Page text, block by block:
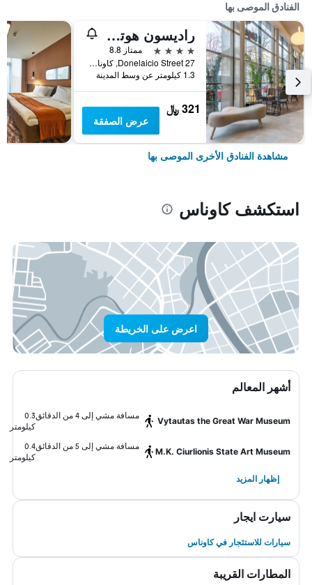
الفنادق الموصى بها
راديسون هوتل كاوناس
4 نجوم
ممتاز 8.8
27 Donelaicio Street, كاوناس, ليتوانيا
1.3 كيلومتر عن وسط المدينة
321 ﷼
عرض الصفقة
مشاهدة الفنادق الأخرى الموصى بها
استكشف كاوناس
اعرض على الخريطة
أشهر المعالم
Vytautas the Great War Museum
مسافة مشي إلى 4 من الدقائق
0.3
كيلومتر
M.K. Ciurlionis State Art Museum
مسافة مشي إلى 5 من الدقائق
0.4
كيلومتر
إظهار المزيد
سيارت ايجار
سيارات للاستئجار في كاوناس
المطارات القريبة